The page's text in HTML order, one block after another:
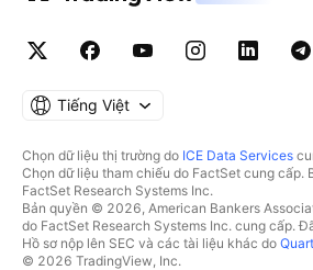
Tiếng Việt
Chọn dữ liệu thị trường do ICE Data Services
Chọn dữ liệu tham chiếu do FactSet cung
FactSet Research Systems Inc.
Bản quyền © 2026, American Bankers
do FactSet Research Systems Inc. cung cấp.
Hồ sơ nộp lên SEC và các tài liệu khác do
© 2026 TradingView, Inc.